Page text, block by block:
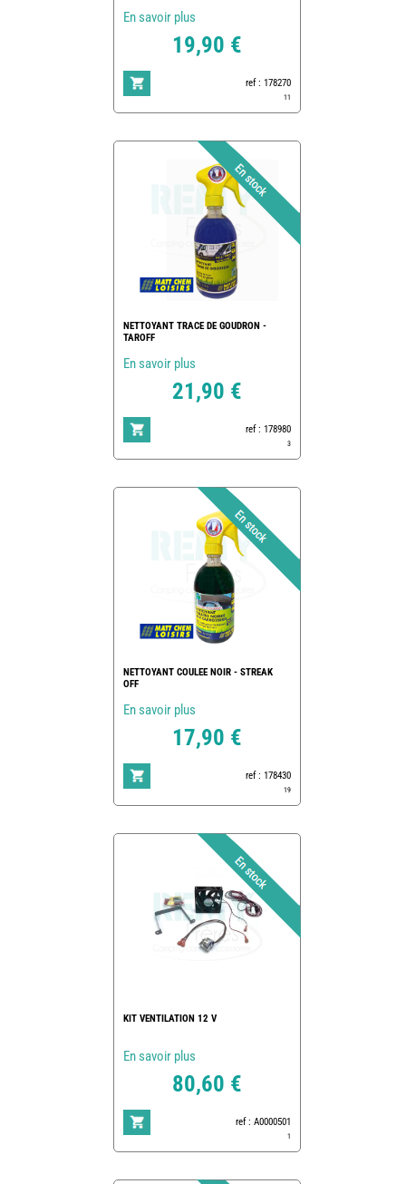
En savoir plus
19,90 €
ref : 178270
11
NETTOYANT TRACE DE GOUDRON -
TAROFF
En savoir plus
21,90 €
ref : 178980
3
NETTOYANT COULEE NOIR - STREAK
OFF
En savoir plus
17,90 €
ref : 178430
19
KIT VENTILATION 12 V
En savoir plus
80,60 €
ref : A0000501
1